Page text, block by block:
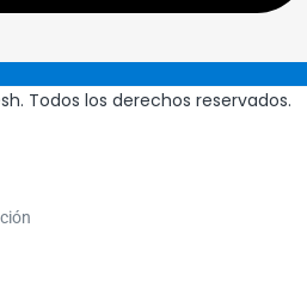
Todos los derechos reservados.